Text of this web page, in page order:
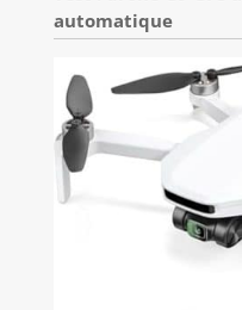
automatique